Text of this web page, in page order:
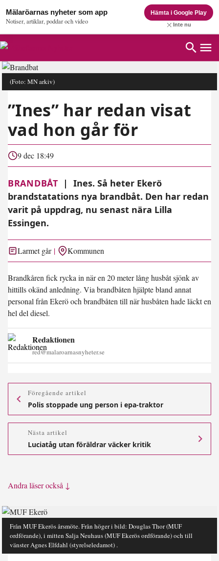
Mälaröarnas nyheter som app
Notiser, artiklar, poddar och video
Hämta i Google Play
Inte nu
(Foto: MN arkiv)
”Ines” har redan visat
vad hon går för
9 dec 18:49
BRANDBÅT |
Ines. Så heter Ekerö
brandstatations nya brandbåt. Den har redan
varit på uppdrag, nu senast nära Lilla
Essingen.
Larmet går Kommunen
Brandkåren fick rycka in när en 20 meter lång husbåt sjönk av
hittills okänd anledning. Via brandbåten hjälpte bland annat
personal från Ekerö och brandbåten till när husbåten hade läckt en
hel del diesel.
Redaktionen
red@malaroarnasnyheter.se
Föregående artikel
Polis stoppade ung person i epa-traktor
Nästa artikel
Luciatåg utan föräldrar väcker kritik
Andra läser också ↓
Från MUF Ekerös årsmöte. Från höger i bild: Douglas Thor (MUF
ordförande), i mitten Salja Neuhaus (MUF Ekerös ordförande) och till
vänster Agnes Elfdahl (styrelseledamot) .